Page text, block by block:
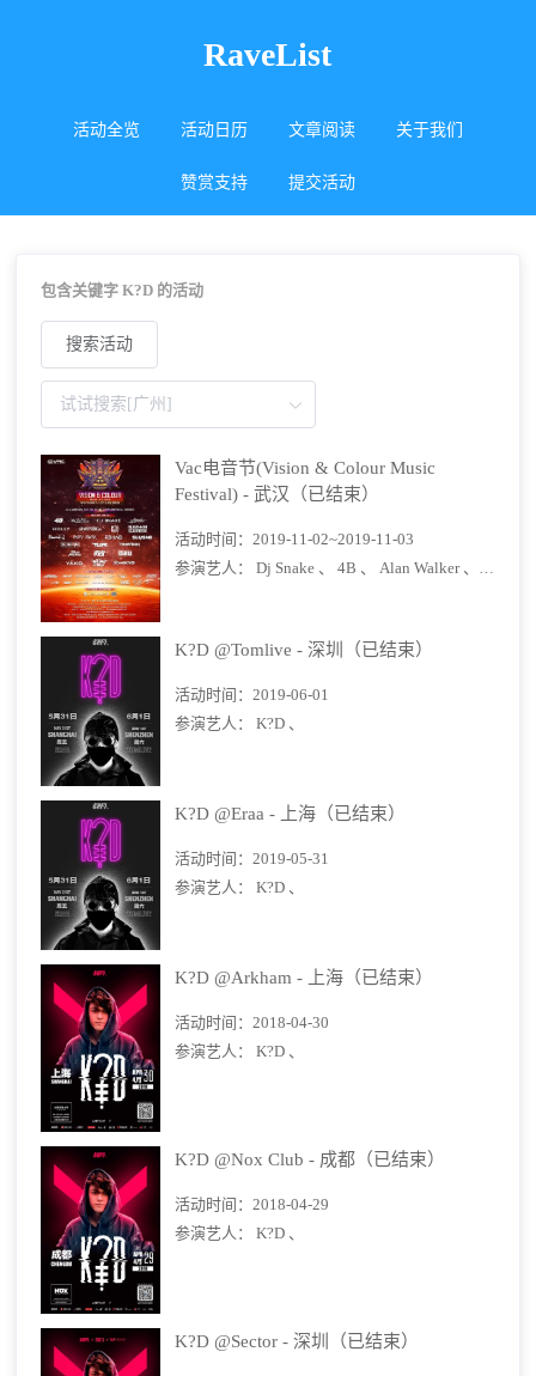
RaveList
活动全览 活动日历 文章阅读 关于我们
赞赏支持 提交活动
包含关键字 K?D 的活动
搜索活动
Vac电音节(Vision & Colour Music
Festival) - 武汉（已结束）
活动时间：2019-11-02~2019-11-03
参演艺人：Dj Snake 、4B 、Alan Walker 、
K?D @Tomlive - 深圳（已结束）
活动时间：2019-06-01
参演艺人：K?D 、
K?D @Eraa - 上海（已结束）
活动时间：2019-05-31
参演艺人：K?D 、
K?D @Arkham - 上海（已结束）
活动时间：2018-04-30
参演艺人：K?D 、
K?D @Nox Club - 成都（已结束）
活动时间：2018-04-29
参演艺人：K?D 、
K?D @Sector - 深圳（已结束）